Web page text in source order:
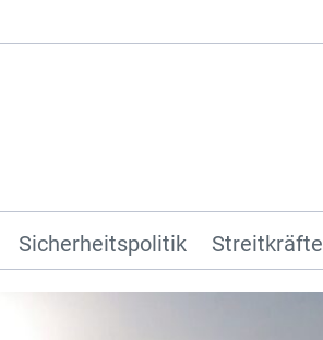
Sicherheitspolitik Streitkräfte